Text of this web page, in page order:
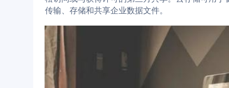
传输、存储和共享企业数据文件。